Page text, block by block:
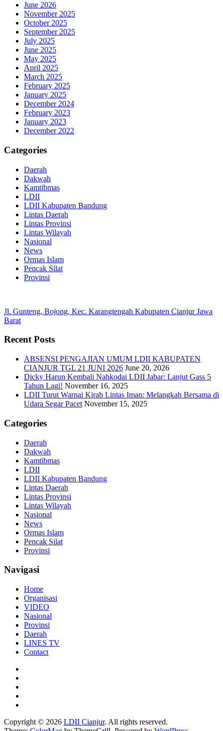
June 2026
November 2025
October 2025
September 2025
July 2025
June 2025
May 2025
April 2025
March 2025
February 2025
January 2025
December 2024
February 2023
January 2023
December 2022
Categories
Daerah
Dakwah
Kamtibmas
LDII
LDII Kabupaten Bandung
Lintas Daerah
Lintas Provinsi
Lintas Wilayah
Nasional
News
Ormas Islam
Pencak Silat
Provinsi
Jl. Gunteng, Bojong, Kec. Karangtengah Kabupaten Cianjur Jawa
Barat
Recent Posts
ABSENSI PENGAJIAN UMUM LDII KABUPATEN
CIANJUR TGL 21 JUNI 2026 June 20, 2026
Dicky Harun Kembali Nahkodai LDII Jabar: Lanjut Gass 5
Tahun Lagi! November 16, 2025
LDII Turut Warnai Kirab Lintas Iman: Melangkah Bersama di
Udara Segar Pacet November 15, 2025
Categories
Daerah
Dakwah
Kamtibmas
LDII
LDII Kabupaten Bandung
Lintas Daerah
Lintas Provinsi
Lintas Wilayah
Nasional
News
Ormas Islam
Pencak Silat
Provinsi
Navigasi
Home
Organisasi
VIDEO
Nasional
Provinsi
Daerah
LINES TV
Contact
Copyright © 2026 LDII Cianjur. All rights reserved.